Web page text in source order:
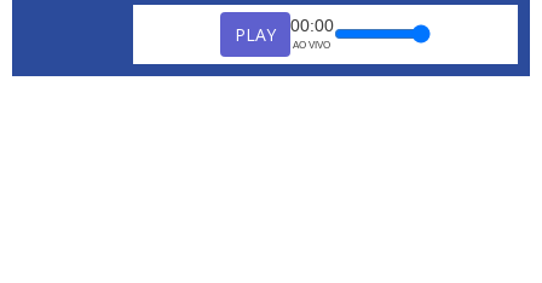
PLAY 00:00
AO VIVO